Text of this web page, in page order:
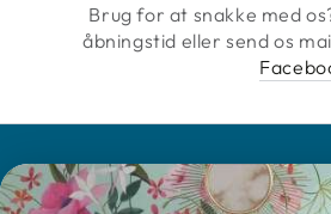
Brug for at snakke med
åbningstid eller send os